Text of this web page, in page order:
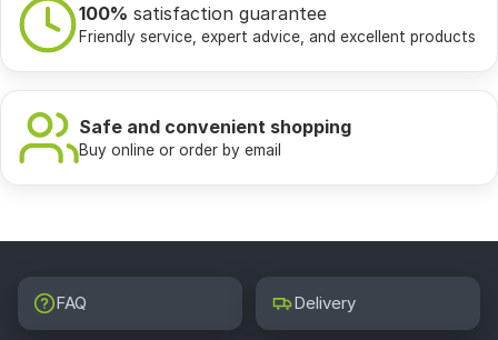
100% satisfaction guarantee
Friendly service, expert advice, and excellent products
Safe and convenient shopping
Buy online or order by email
FAQ Delivery